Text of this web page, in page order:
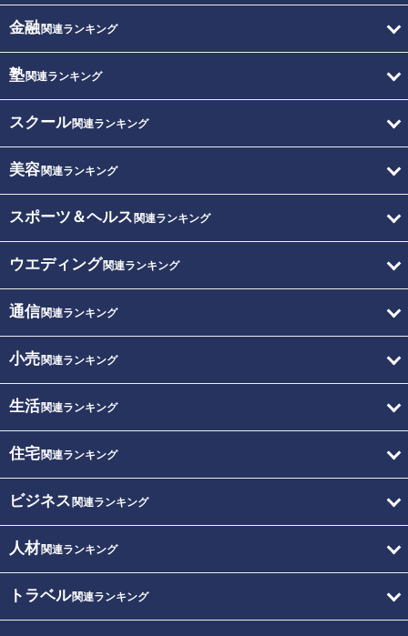
金融関連ランキング
塾関連ランキング
スクール関連ランキング
美容関連ランキング
スポーツ＆ヘルス 関連ランキング
ウエディング関連ランキング
通信関連ランキング
小売関連ランキング
生活関連ランキング
住宅関連ランキング
ビジネス 関連ランキング
人材関連ランキング
トラベル関連ランキング